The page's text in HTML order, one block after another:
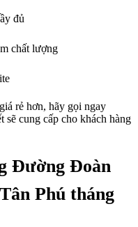
đủ
chất lượng
rẻ hơn, hãy gọi ngay
sẽ cung cấp cho khách hàng
Đường Đoàn
Phú tháng